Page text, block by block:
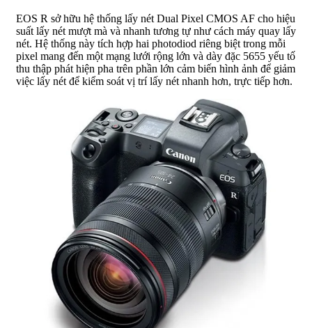
EOS R sở hữu hệ thống lấy nét Dual Pixel CMOS AF cho hiệu
suất lấy nét mượt mà và nhanh tương tự như cách máy quay lấy
nét. Hệ thống này tích hợp hai photodiod riêng biệt trong mỗi
pixel mang đến một mạng lưới rộng lớn và dày đặc 5655 yếu tố
thu thập phát hiện pha trên phần lớn cảm biến hình ảnh để giảm
việc lấy nét để kiểm soát vị trí lấy nét nhanh hơn, trực tiếp hơn.